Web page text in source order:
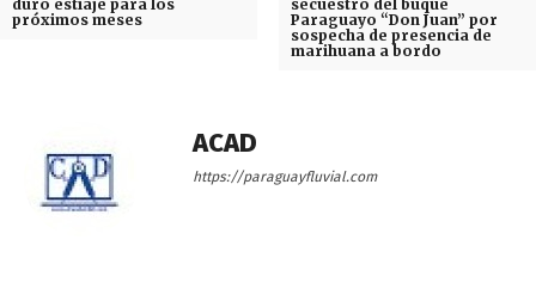
duro estiaje para los
próximos meses
secuestro del buque
Paraguayo “Don Juan” por
sospecha de presencia de
marihuana a bordo
ACAD
https://paraguayfluvial.com